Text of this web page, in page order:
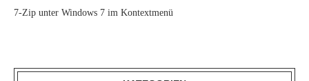
7-Zip unter Windows 7 im Kontextmenü